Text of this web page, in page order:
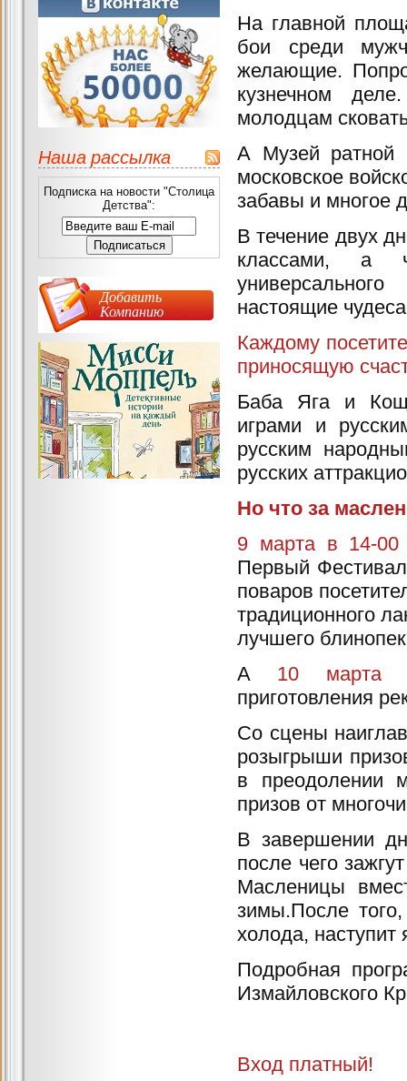
На главной
бои среди
желающие.
кузнечном
молодцам
А Музей ратной
московское
забавы и многое
В течение двух
классами, а
настоящие
Каждому
приносящую
Баба Яга и
играми и
русским
русских
Но что за
9 марта в 14-00
Первый
поваров
традиционного
лучшего
А 10 марта
приготовления
Со сцены
розыгрыши
в преодолении
призов от
В завершении
после чего
Масленицы
зимы.После
холода, наступит
Подробная
Измайловского
Вход платный!
Наша рассылка
Подписка на новости "Столица
Детства":
Добавить
Компанию